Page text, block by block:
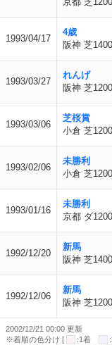
1993/04/17
4歳
阪神 芝
1993/03/27
れんげ
阪神 芝
1993/03/06
芝桜賞
小倉 芝
1993/02/06
未勝利
小倉 芝
1993/01/16
未勝利
京都 ダ
1992/12/20
新馬
阪神 芝
1992/12/06
新馬
阪神 芝
2002/12/21 00:00 更新
※着順の色分け [
:1着